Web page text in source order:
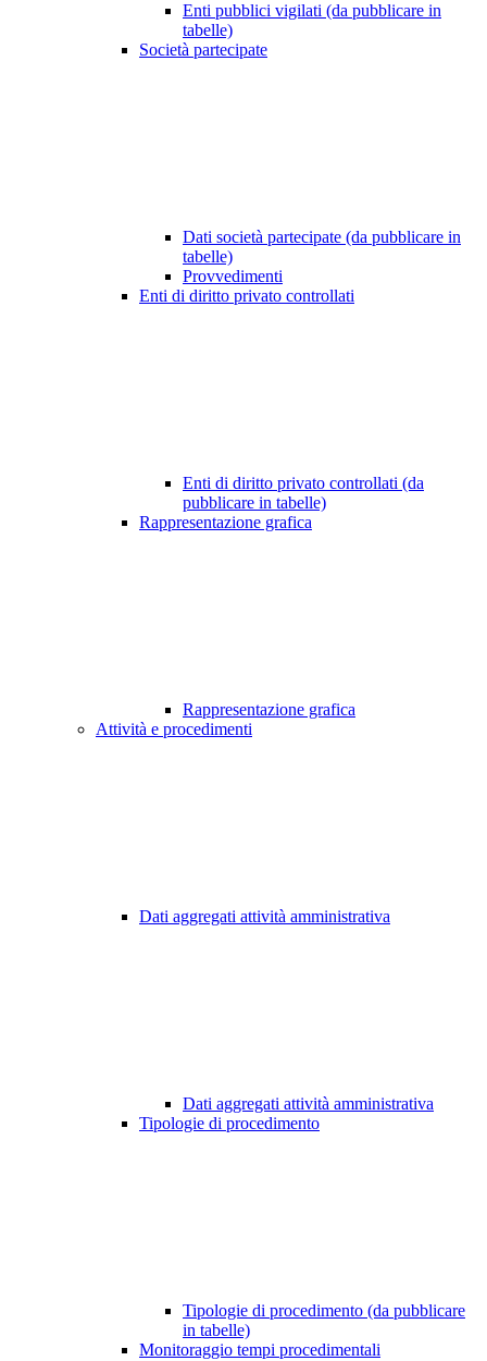
Enti pubblici vigilati (da pubblicare in
tabelle)
Società partecipate
Dati società partecipate (da pubblicare in
tabelle)
Provvedimenti
Enti di diritto privato controllati
Enti di diritto privato controllati (da
pubblicare in tabelle)
Rappresentazione grafica
Rappresentazione grafica
Attività e procedimenti
Dati aggregati attività amministrativa
Dati aggregati attività amministrativa
Tipologie di procedimento
Tipologie di procedimento (da pubblicare
in tabelle)
Monitoraggio tempi procedimentali